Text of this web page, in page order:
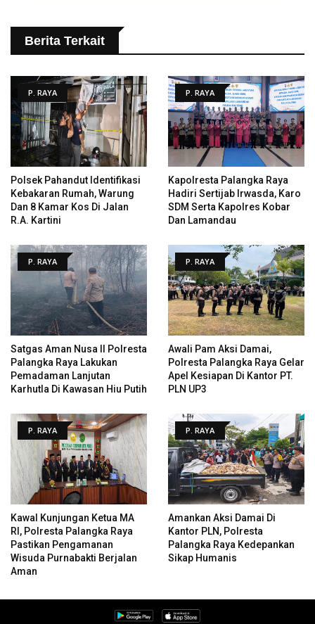
Berita Terkait
P. RAYA
Polsek Pahandut Identifikasi
Kebakaran Rumah, Warung
Dan 8 Kamar Kos Di Jalan
R.A. Kartini
P. RAYA
Kapolresta Palangka Raya
Hadiri Sertijab Irwasda, Karo
SDM Serta Kapolres Kobar
Dan Lamandau
P. RAYA
Satgas Aman Nusa II Polresta
Palangka Raya Lakukan
Pemadaman Lanjutan
Karhutla Di Kawasan Hiu Putih
P. RAYA
Awali Pam Aksi Damai,
Polresta Palangka Raya Gelar
Apel Kesiapan Di Kantor PT.
PLN UP3
P. RAYA
Kawal Kunjungan Ketua MA
RI, Polresta Palangka Raya
Pastikan Pengamanan
Wisuda Purnabakti Berjalan
Aman
P. RAYA
Amankan Aksi Damai Di
Kantor PLN, Polresta
Palangka Raya Kedepankan
Sikap Humanis